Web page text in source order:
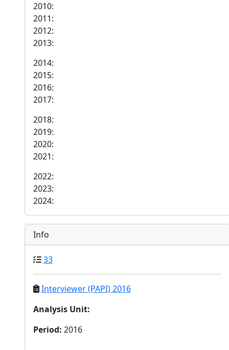
2010:
2011:
2012:
2013:
2014:
2015:
2016:
2017:
2018:
2019:
2020:
2021:
2022:
2023:
2024:
Info
33
Interviewer (PAPI) 2016
Analysis Unit:
Period: 2016